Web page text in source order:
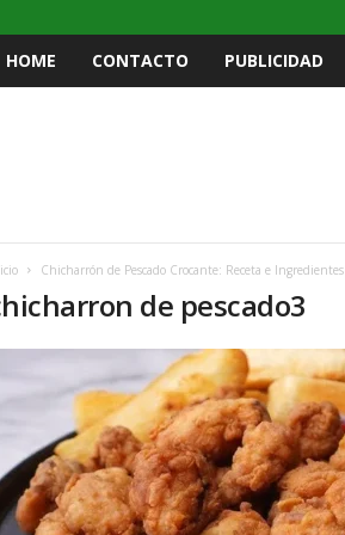
HOME CONTACTO PUBLICIDAD
Chicharrón de Pescado Crocante: Receta e Ingredientes
de pescado3